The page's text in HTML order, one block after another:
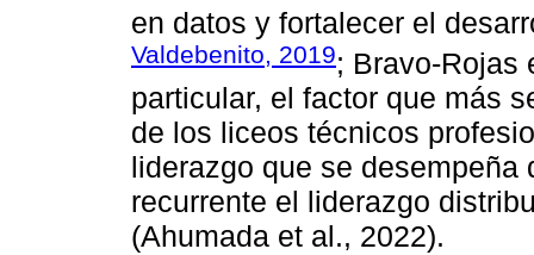
en datos y fortalecer el
Valdebenito, 2019; Bravo-Rojas
particular, el factor que más
de los liceos técnicos
liderazgo que se
recurrente el liderazgo
(Ahumada et al., 2022).